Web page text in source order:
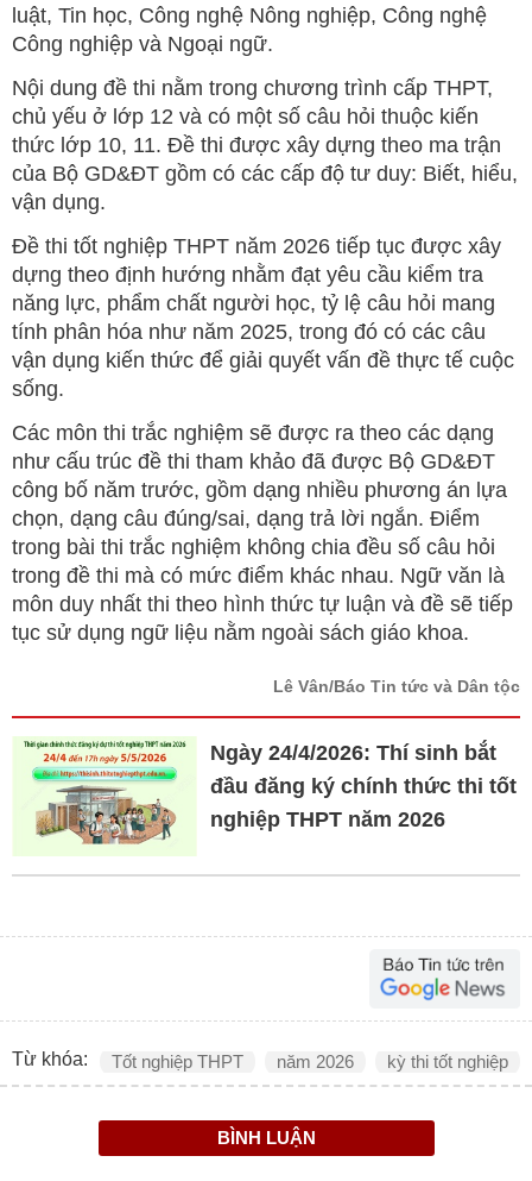
luật, Tin học, Công nghệ Nông nghiệp, Công nghệ
Công nghiệp và Ngoại ngữ.
Nội dung đề thi nằm trong chương trình cấp THPT,
chủ yếu ở lớp 12 và có một số câu hỏi thuộc kiến
thức lớp 10, 11. Đề thi được xây dựng theo ma trận
của Bộ GD&ĐT gồm có các cấp độ tư duy: Biết, hiểu,
vận dụng.
Đề thi tốt nghiệp THPT năm 2026 tiếp tục được xây
dựng theo định hướng nhằm đạt yêu cầu kiểm tra
năng lực, phẩm chất người học, tỷ lệ câu hỏi mang
tính phân hóa như năm 2025, trong đó có các câu
vận dụng kiến thức để giải quyết vấn đề thực tế cuộc
sống.
Các môn thi trắc nghiệm sẽ được ra theo các dạng
như cấu trúc đề thi tham khảo đã được Bộ GD&ĐT
công bố năm trước, gồm dạng nhiều phương án lựa
chọn, dạng câu đúng/sai, dạng trả lời ngắn. Điểm
trong bài thi trắc nghiệm không chia đều số câu hỏi
trong đề thi mà có mức điểm khác nhau. Ngữ văn là
môn duy nhất thi theo hình thức tự luận và đề sẽ tiếp
tục sử dụng ngữ liệu nằm ngoài sách giáo khoa.
Lê Vân/Báo Tin tức và Dân tộc
Ngày 24/4/2026: Thí sinh bắt
đầu đăng ký chính thức thi tốt
nghiệp THPT năm 2026
Từ khóa: Tốt nghiệp THPT năm 2026 kỳ thi tốt nghiệp
BÌNH LUẬN